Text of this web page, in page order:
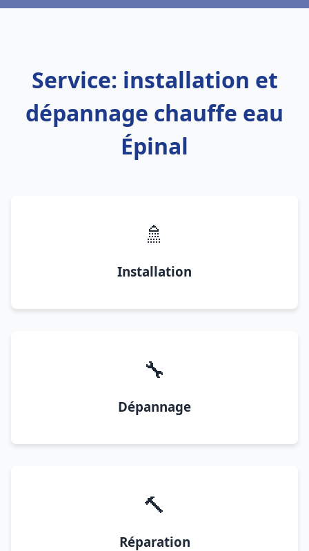
Service: installation et
dépannage chauffe eau
Épinal
🚿
Installation
🔧
Dépannage
🔨
Réparation